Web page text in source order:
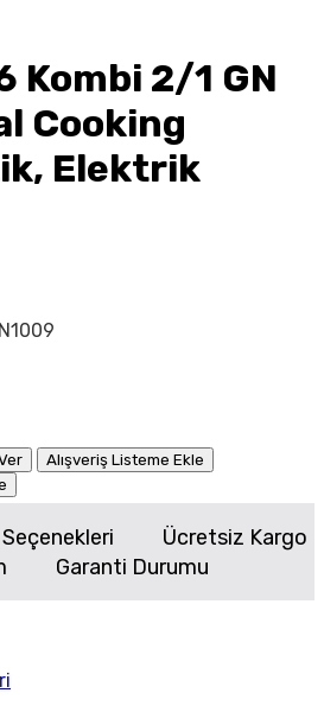
Kombi 2/1 GN
Cooking
Elektrik
Alışveriş Listeme Ekle
Ücretsiz Kargo
Garanti Durumu